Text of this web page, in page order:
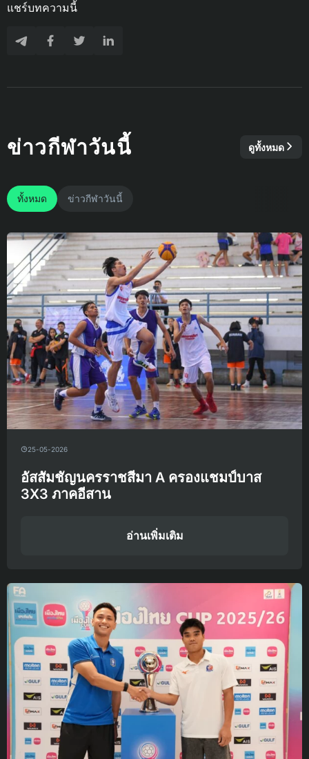
แชร์บทความนี้
ข่าวกีฬาวันนี้ ดูทั้งหมด
ทั้งหมด ข่าวกีฬาวันนี้
25-05-2026
อัสสัมชัญนครราชสีมา A ครองแชมป์บาส
3X3 ภาคอีสาน
อ่านเพิ่มเติม